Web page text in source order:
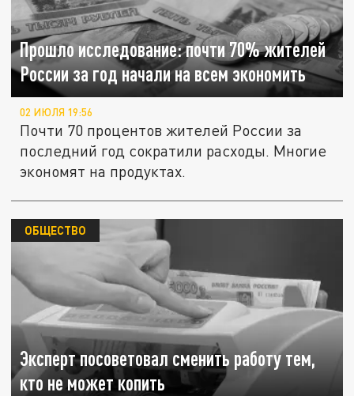
Прошло исследование: почти 70% жителей
России за год начали на всем экономить
02 ИЮЛЯ 19:56
Почти 70 процентов жителей России за
последний год сократили расходы. Многие
экономят на продуктах.
Эксперт посоветовал сменить работу тем,
кто не может копить
ОБЩЕСТВО